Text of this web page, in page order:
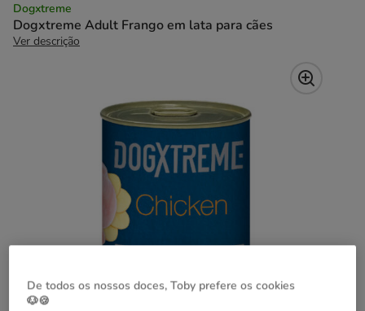
Dogxtreme
Dogxtreme Adult Frango em lata para cães
Ver descrição
De todos os nossos doces, Toby prefere os cookies
🐶🍪